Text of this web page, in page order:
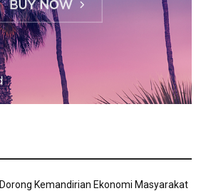
Dorong Kemandirian Ekonomi Masyarakat